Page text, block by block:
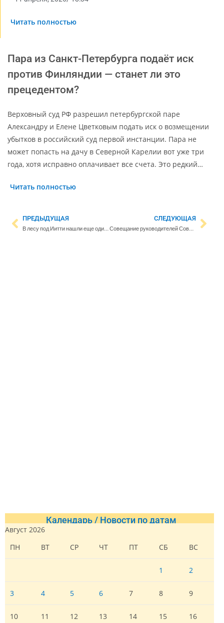
Читать полностью
Пара из Санкт-Петербурга подаёт иск
против Финляндии — станет ли это
прецедентом?
Верховный суд РФ разрешил петербургской паре
Александру и Елене Цветковым подать иск о возмещении
убытков в российский суд первой инстанции. Пара не
может попасть на дачу в Северной Карелии вот уже три
года, хотя исправно оплачивает все счета. Это редкий…
Читать полностью
ПРЕДЫДУЩАЯ
В лесу под Иитти нашли еще один беспилотник
СЛЕДУЮЩАЯ
Совещание руководителей Советов ветеранов: обсуждение плана работ
Календарь / Новости по датам
Август 2026
ПН
ВТ СР ЧТ ПТ СБ ВС
1 2
3 4 5 6 7 8 9
10 11 12 13 14 15 16